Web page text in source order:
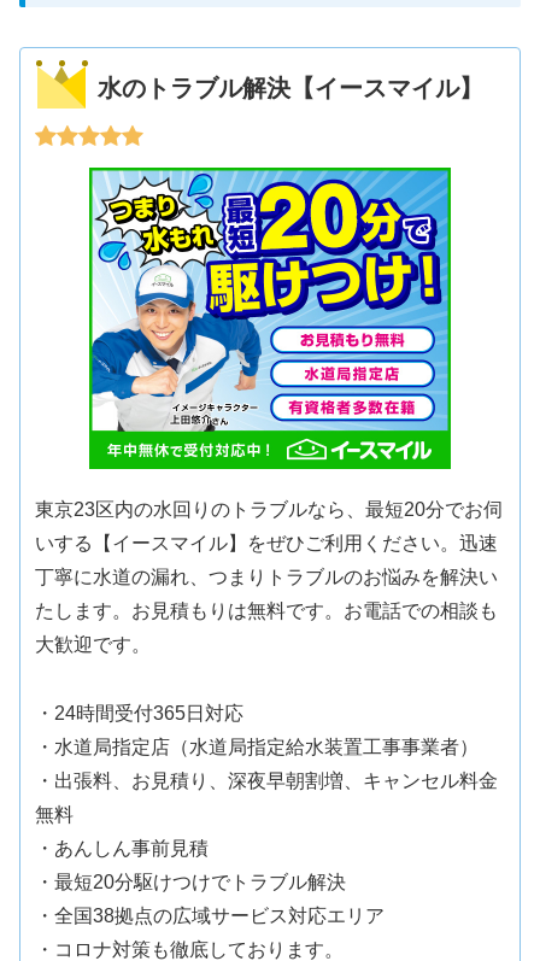
水のトラブル解決【イースマイル】
東京23区内の水回りのトラブルなら、最短20分でお伺
いする【イースマイル】をぜひご利用ください。迅速
丁寧に水道の漏れ、つまりトラブルのお悩みを解決い
たします。お見積もりは無料です。お電話での相談も
大歓迎です。
・24時間受付365日対応
・水道局指定店（水道局指定給水装置工事事業者）
・出張料、お見積り、深夜早朝割増、キャンセル料金
無料
・あんしん事前見積
・最短20分駆けつけでトラブル解決
・全国38拠点の広域サービス対応エリア
・コロナ対策も徹底しております。